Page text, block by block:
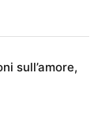
sull’amore,